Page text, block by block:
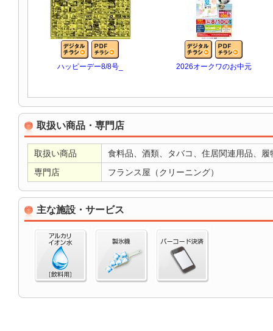
ハッピーデー8/8号_ 2026オークワのお中元
取扱い商品・専門店
取扱い商品
食料品、酒類、タバコ、住居関連用品、履
専門店
フランス屋（クリーニング）
主な施設・サービス